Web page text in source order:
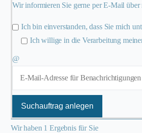
Wir informieren Sie gerne per E-Mail
Ich bin einverstanden, dass Sie mich
Ich willige in die Verarbeitung
@
Suchauftrag anlegen
Wir haben 1 Ergebnis für Sie